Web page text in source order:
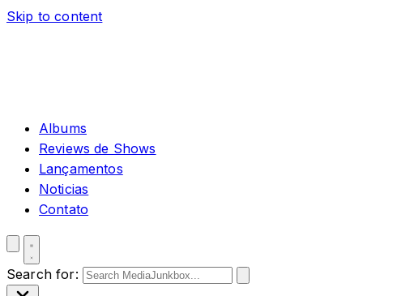
Skip to content
Albums
Reviews de Shows
Lançamentos
Noticias
Contato
Search for: